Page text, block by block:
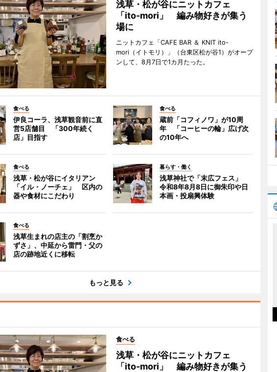
浅草・松が谷にニットカフェ
「ito-mori」 編み物好きが集う
場に
ニットカフェ「CAFE BAR ＆ KNIT ito-
mori（イトモリ）」（台東区松が谷1）がオープ
ンして、8月7日で1カ月たった。
食べる
伊良コーラ、浅草観音前に直
営5店舗目 「300年続く
店」目指す
食べる
蔵前「コフィノワ」が10周
年 「コーヒーの輪」広げ次
の10年へ
食べる
浅草・松が谷にイタリアン
「イル・ノーチェ」 区内の
器や食材にこだわり
暮らす・働く
浅草神社で「末広フェス」
令和8年8月8日に御朱印や日
本画・投扇興体験
食べる
浅草生まれの店主の「割烹か
ずさ」、中延から雷門・父の
店の跡地近くに移転
もっと見る
食べる
浅草・松が谷にニットカフェ
「ito-mori」 編み物好きが集う